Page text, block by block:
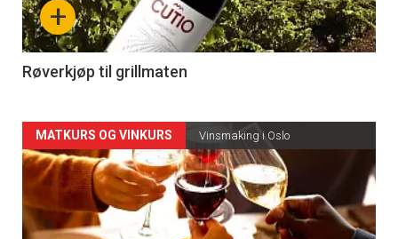
-
4
+
Røverkjøp til grillmaten
Forsiden
akkurat
nå
MATKURS OG VINKURS Vinsmaking i Oslo